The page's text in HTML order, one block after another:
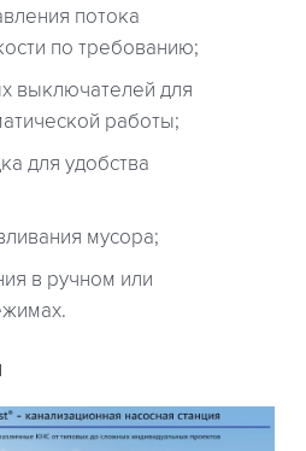
потока
по требованию;
выключателей для
работы;
для удобства
мусора;
в ручном или